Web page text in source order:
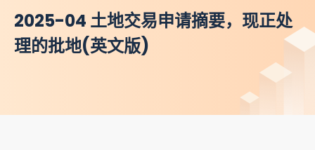
2025-04 土地交易申请摘要，现正处
理的批地(英文版)